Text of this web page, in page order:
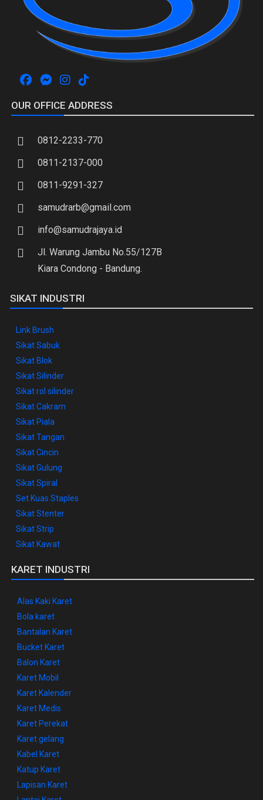
OUR OFFICE ADDRESS
0812-2233-770
0811-2137-000
0811-9291-327
samudrarb@gmail.com
info@samudrajaya.id
Jl. Warung Jambu No.55/127B
Kiara Condong - Bandung.
SIKAT INDUSTRI
Link Brush
Sikat Sabuk
Sikat Blok
Sikat Silinder
Sikat rol silinder
Sikat Cakram
Sikat Piala
Sikat Tangan
Sikat Cincin
Sikat Gulung
Sikat Spiral
Set Kuas Staples
Sikat Stenter
Sikat Strip
Sikat Kawat
KARET INDUSTRI
Alas Kaki Karet
Bola karet
Bantalan Karet
Bucket Karet
Balon Karet
Karet Mobil
Karet Kalender
Karet Medis
Karet Perekat
Karet gelang
Kabel Karet
Katup Karet
Lapisan Karet